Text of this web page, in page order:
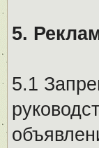
5.
5.1